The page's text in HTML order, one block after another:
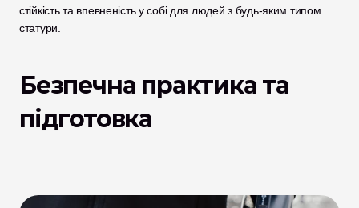
стійкість та впевненість у собі для людей з будь-яким типом
статури.
Безпечна практика та
підготовка